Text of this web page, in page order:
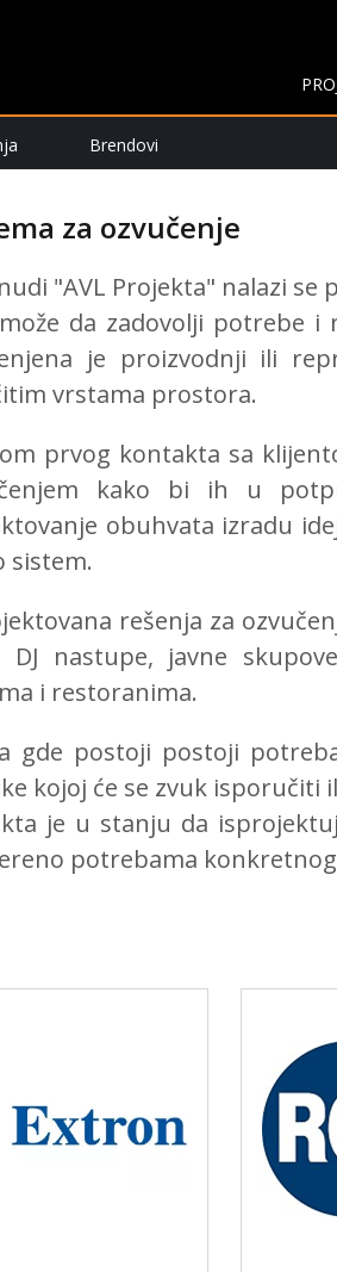
Brendovi
za ozvučenje
"AVL Projekta" nalazi
da zadovolji potrebe
je proizvodnji ili
vrstama prostora.
prvog kontakta sa
kako bi ih u
obuhvata izradu
sistem.
rešenja za
DJ nastupe, javne
i restoranima.
gde postoji postoji
kojoj će se zvuk isporučiti
je u stanju da
potrebama